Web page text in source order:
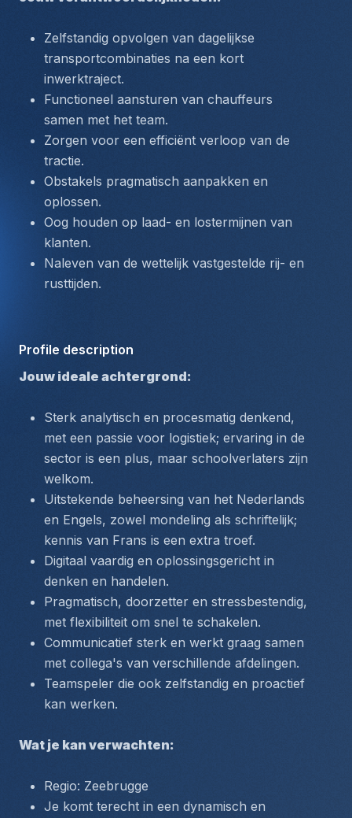
Zelfstandig opvolgen van dagelijkse
transportcombinaties na een kort
inwerktraject.
Functioneel aansturen van chauffeurs
samen met het team.
Zorgen voor een efficiënt verloop van de
tractie.
Obstakels pragmatisch aanpakken en
oplossen.
Oog houden op laad- en lostermijnen van
klanten.
Naleven van de wettelijk vastgestelde rij- en
rusttijden.
Profile description
Jouw ideale achtergrond:
Sterk analytisch en procesmatig denkend,
met een passie voor logistiek; ervaring in de
sector is een plus, maar schoolverlaters zijn
welkom.
Uitstekende beheersing van het Nederlands
en Engels, zowel mondeling als schriftelijk;
kennis van Frans is een extra troef.
Digitaal vaardig en oplossingsgericht in
denken en handelen.
Pragmatisch, doorzetter en stressbestendig,
met flexibiliteit om snel te schakelen.
Communicatief sterk en werkt graag samen
met collega's van verschillende afdelingen.
Teamspeler die ook zelfstandig en proactief
kan werken.
Wat je kan verwachten:
Regio: Zeebrugge
Je komt terecht in een dynamisch en